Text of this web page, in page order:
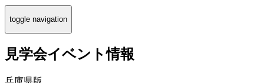
toggle navigation
見学会イベント情報